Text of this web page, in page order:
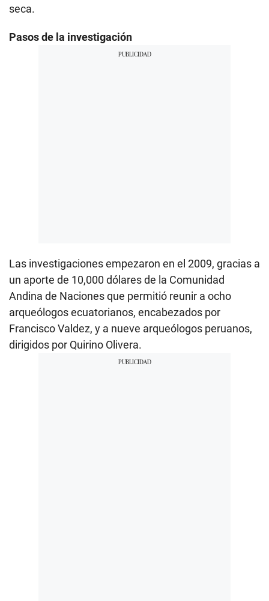
seca.
Pasos de la investigación
Las investigaciones empezaron en el 2009, gracias a
un aporte de 10,000 dólares de la Comunidad
Andina de Naciones que permitió reunir a ocho
arqueólogos ecuatorianos, encabezados por
Francisco Valdez, y a nueve arqueólogos peruanos,
dirigidos por Quirino Olivera.